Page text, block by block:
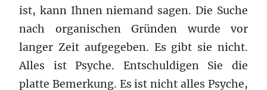
ist, kann Ihnen niemand sagen. Die Suche
nach organischen Gründen wurde vor
langer Zeit aufgegeben. Es gibt sie nicht.
Alles ist Psyche. Entschuldigen Sie die
platte Bemerkung. Es ist nicht alles Psyche,